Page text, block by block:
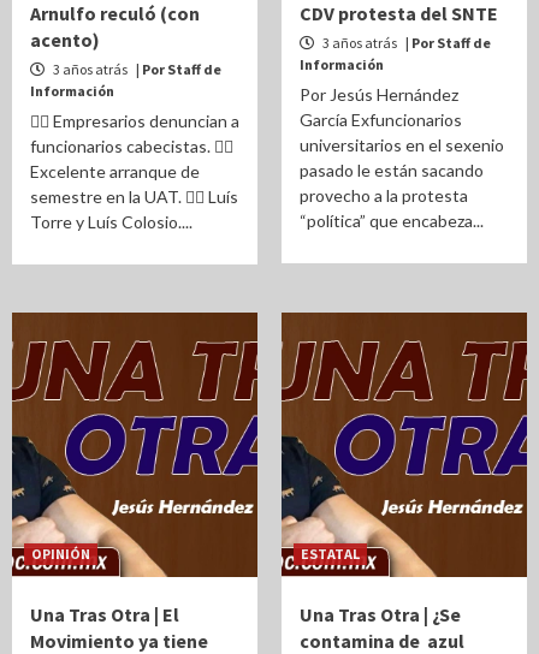
Arnulfo reculó (con
acento)
3 años atrás | Por Staff de
Información
✍🏻 Empresarios denuncian a
funcionarios cabecistas. ✍🏻
Excelente arranque de
semestre en la UAT. ✍🏻 Luís
Torre y Luís Colosio....
CDV protesta del SNTE
3 años atrás | Por Staff de
Información
Por Jesús Hernández
García Exfuncionarios
universitarios en el sexenio
pasado le están sacando
provecho a la protesta
“política” que encabeza...
OPINIÓN
Una Tras Otra | El
Movimiento ya tiene
ESTATAL
Una Tras Otra | ¿Se
contamina de azul